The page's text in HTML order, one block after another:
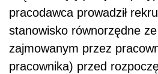
pracodawca prowadził
stanowisko równorzędne
zajmowanym przez
pracownika) przed